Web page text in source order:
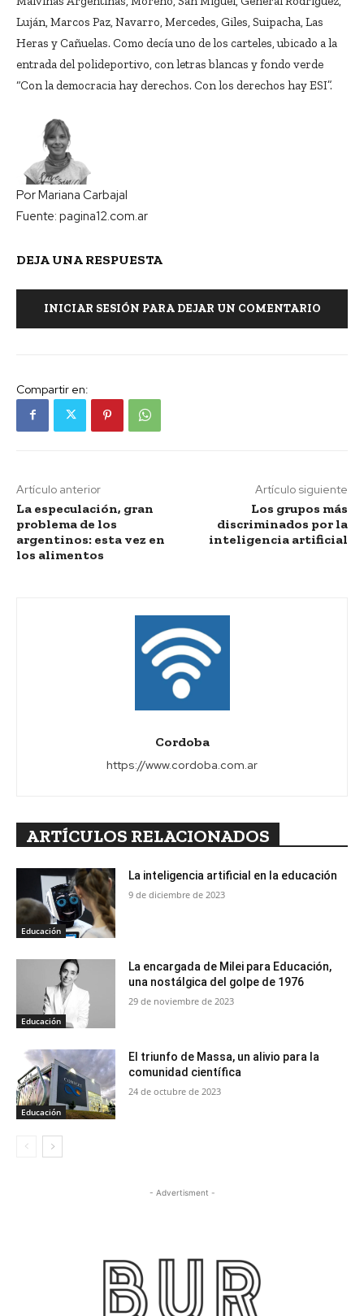
Luján, Marcos Paz, Navarro, Mercedes, Giles, Suipacha, Las
Heras y Cañuelas. Como decía uno de los carteles, ubicado a la
entrada del polideportivo, con letras blancas y fondo verde
“Con la democracia hay derechos. Con los derechos hay ESI”.
PorMariana Carbajal
Fuente: pagina12.com.ar
DEJA UNA RESPUESTA
INICIAR SESIÓN PARA DEJAR UN COMENTARIO
Compartir en:
Artículo anterior
La especulación, gran
problema de los
argentinos: esta vez en
los alimentos
Artículo siguiente
Los grupos más
discriminados por la
inteligencia artificial
Cordoba
https://www.cordoba.com.ar
ARTÍCULOS RELACIONADOS
Educación
La inteligencia artificial en la educación
9 de diciembre de 2023
Educación
La encargada de Milei para Educación,
una nostálgica del golpe de 1976
29 de noviembre de 2023
Educación
El triunfo de Massa, un alivio para la
comunidad científica
24 de octubre de 2023
- Advertisment -